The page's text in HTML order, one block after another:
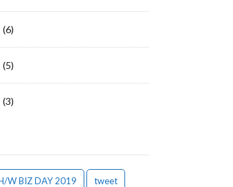
(6)
(5)
(3)
W BIZ DAY 2019 tweet